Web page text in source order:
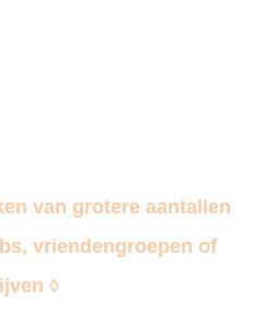
van grotere aantallen
vriendengroepen of
◊